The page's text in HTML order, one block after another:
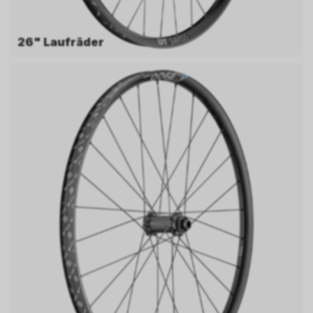
26" Laufräder